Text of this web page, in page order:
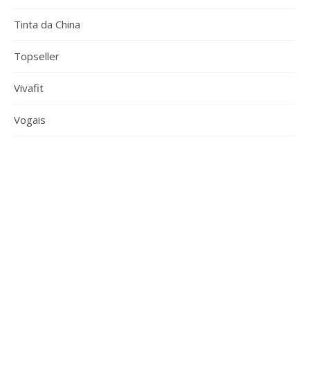
Tinta da China
Topseller
Vivafit
Vogais